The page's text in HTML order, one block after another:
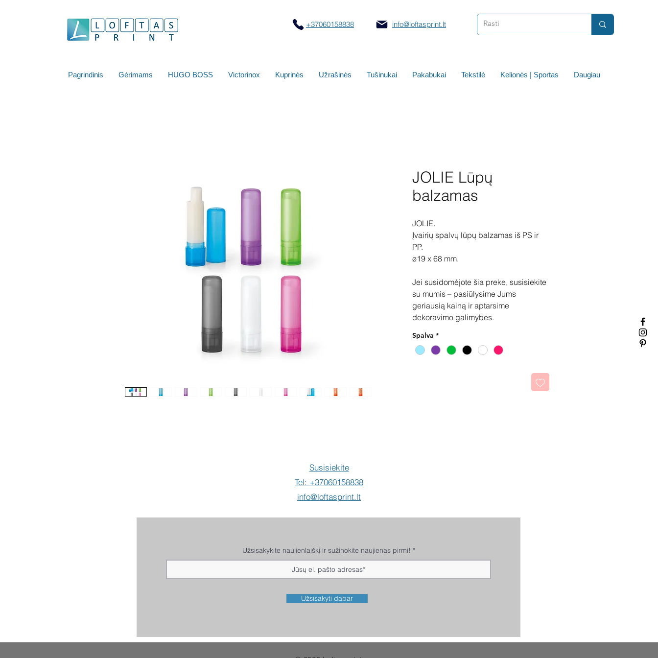
+37060158838 info@loftasprint.lt
Pagrindinis Gėrimams HUGO BOSS Victorinox Kuprinės Užrašinės Tušinukai Pakabukai Tekstilė Kelionės | Sportas Daugiau
JOLIE Lūpų
balzamas
JOLIE.
Įvairių spalvų lūpų balzamas iš PS ir
PP.
ø19 x 68 mm.
Jei susidomėjote šia preke, susisiekite
su mumis – pasiūlysime Jums
geriausią kainą ir aptarsime
dekoravimo galimybes.
Spalva *
Susisiekite
Tel: +37060158838
info@loftasprint.lt
Užsisakykite naujienlaiškį ir sužinokite naujienas pirmi!
Užsisakyti dabar